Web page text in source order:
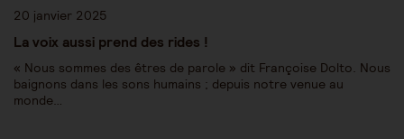
20 janvier 2025
La voix aussi prend des rides !
« Nous sommes des êtres de parole » dit Françoise Dolto. Nous
baignons dans les sons humains ; depuis notre venue au
monde…